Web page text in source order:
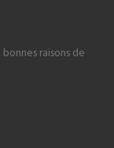
raisons de